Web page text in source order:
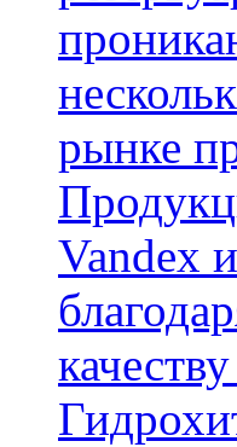
рынке
Vandex